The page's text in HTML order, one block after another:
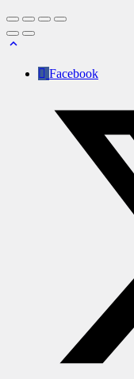
Facebook